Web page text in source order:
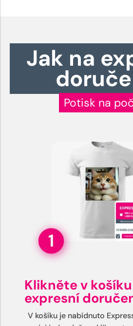
Jak na
Potisk na
Klikněte v
expresní
V košíku je nabídnuto